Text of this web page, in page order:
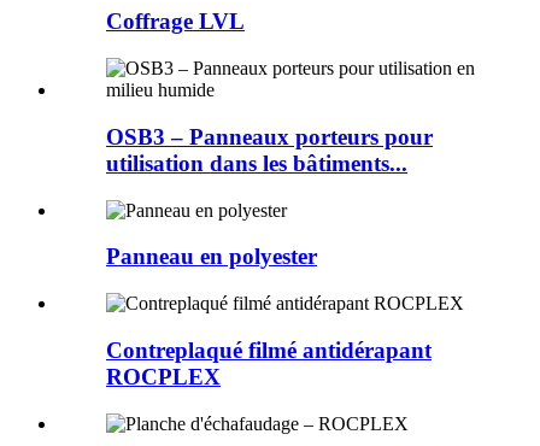
Coffrage LVL
OSB3 – Panneaux porteurs pour
utilisation dans les bâtiments...
Panneau en polyester
Contreplaqué filmé antidérapant
ROCPLEX